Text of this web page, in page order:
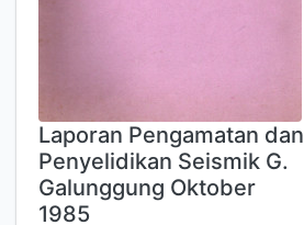
Laporan Pengamatan dan
Penyelidikan Seismik G.
Galunggung Oktober
1985